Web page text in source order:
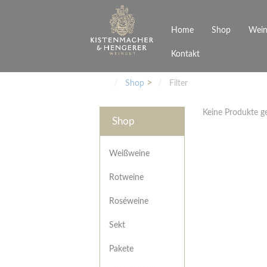
Home Shop
Weißweine
Roséweine
Junges Schwaben
Veranstaltungen
Kontakt
Shop Filter
Shop
Weißweine
Rotweine
Roséweine
Sekt
Pakete
Keine Produkte